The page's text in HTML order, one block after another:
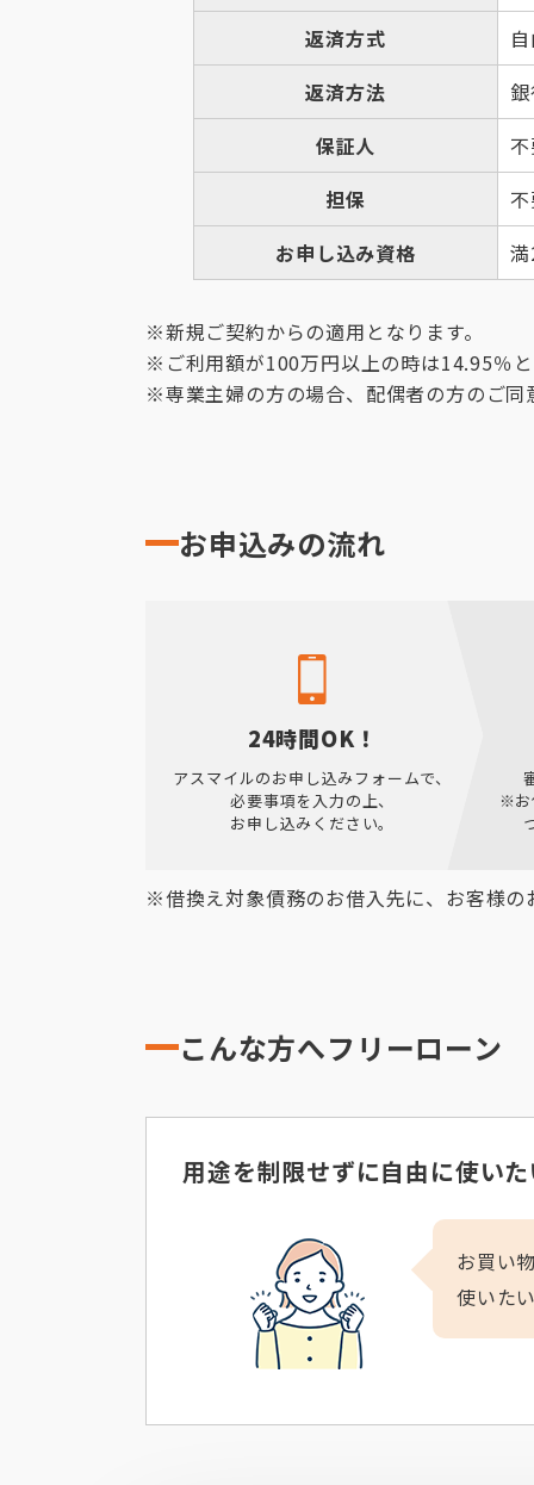
返済方式
返済方法
保証人
担保
お申し込み資格
※新規ご契約からの適用となります。
※ご利用額が100万円以上の時は14.95％
※専業主婦の方の場合、配偶者の方のご
お申込みの流れ
24時間OK！
アスマイルのお申し込みフォームで、
必要事項を入力の上、
お申し込みください。
※お
※借換え対象債務のお借入先に、お客様の
こんな方へフリーローン
用途を制限せずに自由に使い
お買い
使いた